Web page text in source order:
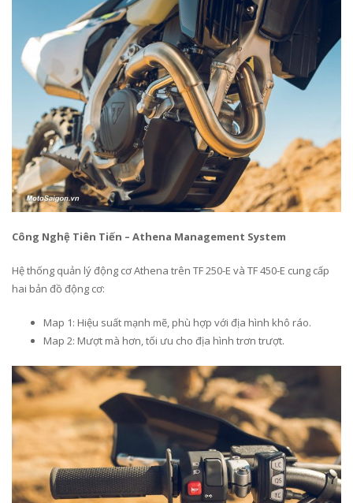
Công Nghệ Tiên Tiến – Athena Management System
Hệ thống quản lý động cơ Athena trên TF 250-E và TF 450-E cung cấp
hai bản đồ động cơ:
Map 1: Hiệu suất mạnh mẽ, phù hợp với địa hình khô ráo.
Map 2: Mượt mà hơn, tối ưu cho địa hình trơn trượt.